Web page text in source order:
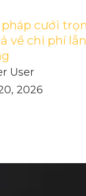
pháp cưới
về chi phí
User
2026